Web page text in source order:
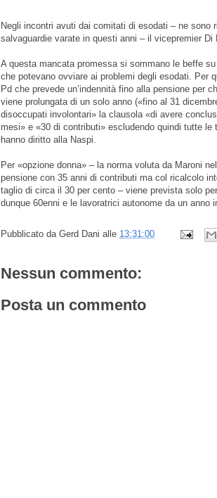
Negli incontri avuti dai comitati di esodati – ne sono
salvaguardie varate in questi anni – il vicepremier Di
A questa mancata promessa si sommano le beffe
che potevano ovviare ai problemi degli esodati. Per
Pd che prevede un’indennità fino alla pensione per
viene prolungata di un solo anno («fino al 31
disoccupati involontari» la clausola «di avere
mesi» e «30 di contributi» escludendo quindi tutte
hanno diritto alla Naspi.
Per «opzione donna» – la norma voluta da Maroni
pensione con 35 anni di contributi ma col ricalcolo
taglio di circa il 30 per cento – viene prevista solo
dunque 60enni e le lavoratrici autonome da un anno
Pubblicato da Gerd Dani alle 13:31:00
Nessun commento:
Posta un commento